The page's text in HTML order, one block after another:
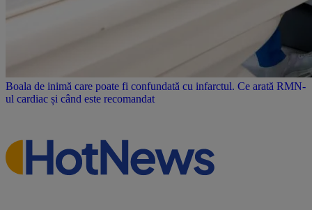
Boala de inimă care poate fi confundată cu infarctul. Ce arată RMN-
ul cardiac și când este recomandat